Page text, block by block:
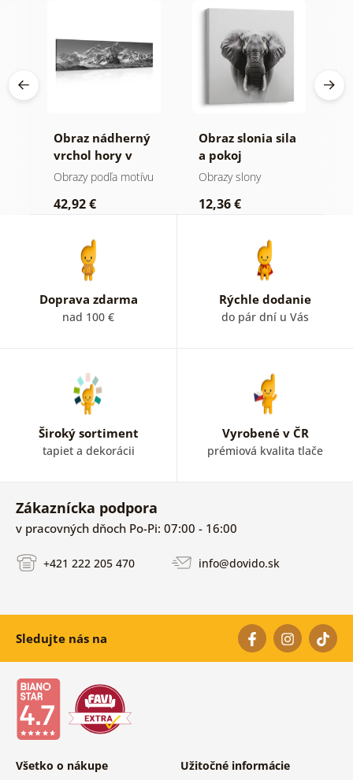
Obraz nádherný
vrchol hory v
čiernobielom
Obrazy podľa motívu
42,92 €
Obraz slonia sila
a pokoj
Obrazy slony
12,36 €
Doprava zdarma
nad 100 €
Rýchle dodanie
do pár dní u Vás
Široký sortiment
tapiet a dekorácii
Vyrobené v ČR
prémiová kvalita tlače
Zákaznícka podpora
v pracovných dňoch Po-Pi: 07:00 - 16:00
+421 222 205 470 info@dovido.sk
Sledujte nás na
Všetko o nákupe Užitočné informácie